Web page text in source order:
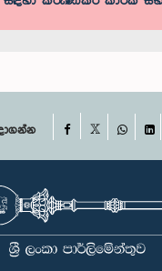
Facebook